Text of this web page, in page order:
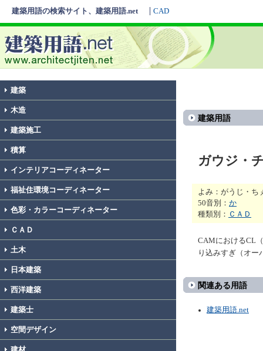
建築用語の検索サイト、建築用語.net CAD
建築
木造
建築施工
積算
インテリアコーディネーター
福祉住環境コーディネーター
色彩・カラーコーディネーター
ＣＡＤ
土木
日本建築
西洋建築
建築士
空間デザイン
建築用語
ガウジ・
よみ：がうじ・ち
50音別： か
種類別： ＣＡＤ
CAMにおけるCL
り込みすぎ（オー
関連ある用語
建築用語.net